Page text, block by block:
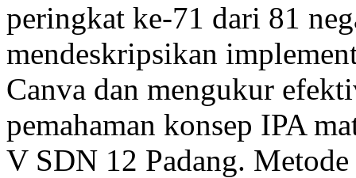
peringkat ke-71 dari 81
mendeskripsikan
Canva dan mengukur
pemahaman konsep IPA
V SDN 12 Padang.